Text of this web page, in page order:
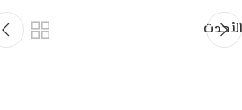
الأحدث